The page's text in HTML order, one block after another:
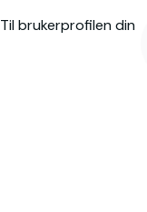
Til brukerprofilen din